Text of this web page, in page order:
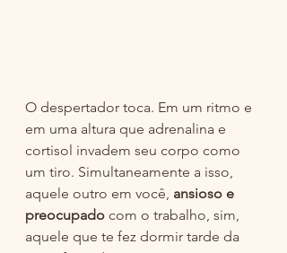
O despertador toca. Em um ritmo e
em uma altura que adrenalina e
cortisol invadem seu corpo como
um tiro. Simultaneamente a isso,
aquele outro em você, ansioso e
preocupado com o trabalho, sim,
aquele que te fez dormir tarde da